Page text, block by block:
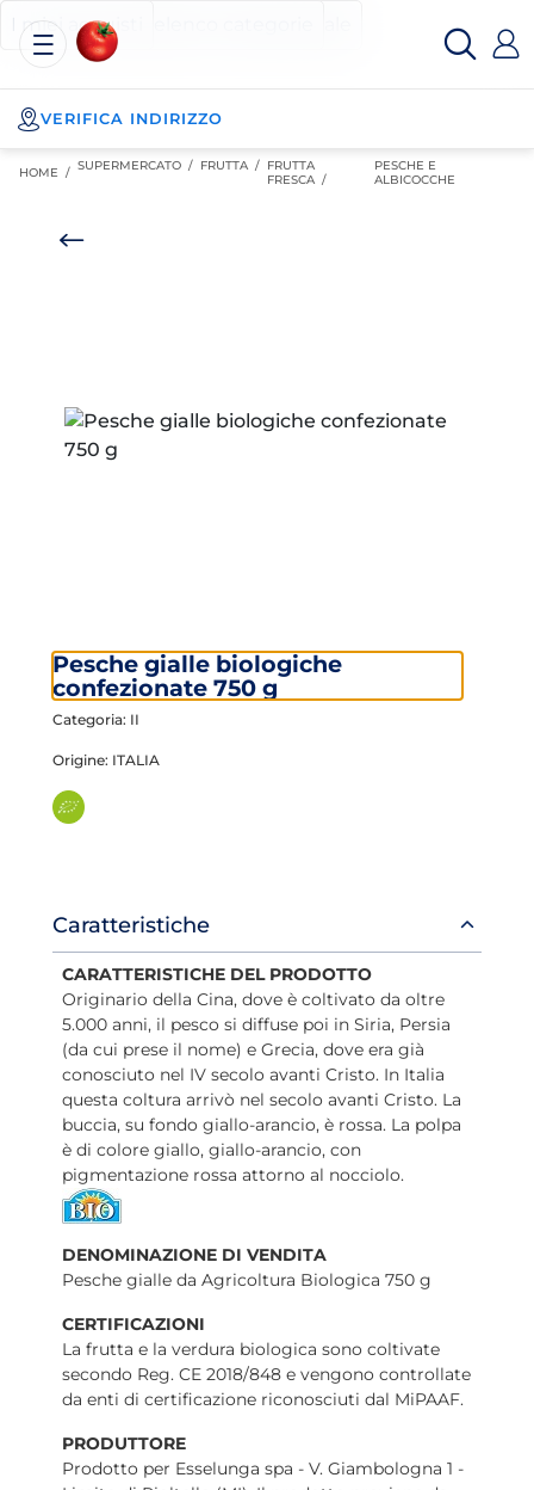
Posizionati sul contenuto principale
Posizionati sull'elenco categorie
I miei acquisti
Esselunga
Spesa
Online
VERIFICA INDIRIZZO
HOME / SUPERMERCATO / FRUTTA / FRUTTA
FRESCA /
PESCHE E
ALBICOCCHE
Pesche gialle biologiche
confezionate 750 g
Categoria: II
Origine: ITALIA
Informazioni
prodotto
Caratteristiche
CARATTERISTICHE DEL PRODOTTO
Originario della Cina, dove è coltivato da oltre
5.000 anni, il pesco si diffuse poi in Siria, Persia
(da cui prese il nome) e Grecia, dove era già
conosciuto nel IV secolo avanti Cristo. In Italia
questa coltura arrivò nel secolo avanti Cristo. La
buccia, su fondo giallo-arancio, è rossa. La polpa
è di colore giallo, giallo-arancio, con
pigmentazione rossa attorno al nocciolo.
DENOMINAZIONE DI VENDITA
Pesche gialle da Agricoltura Biologica 750 g
CERTIFICAZIONI
La frutta e la verdura biologica sono coltivate
secondo Reg. CE 2018/848 e vengono controllate
da enti di certificazione riconosciuti dal MiPAAF.
PRODUTTORE
Prodotto per Esselunga spa - V. Giambologna 1 -